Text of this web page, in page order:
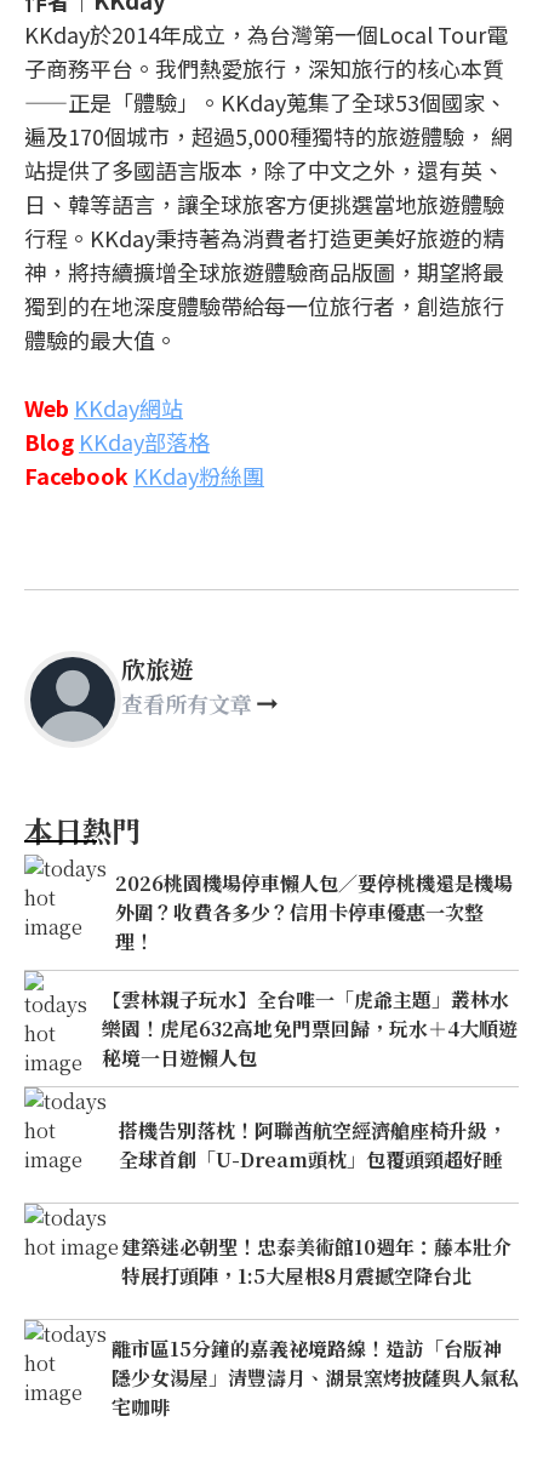
KKday於2014年成立，為台灣第一個Local Tour電
子商務平台。我們熱愛旅行，深知旅行的核心本質
——正是「體驗」。KKday蒐集了全球53個國家、
遍及170個城市，超過5,000種獨特的旅遊體驗， 網
站提供了多國語言版本，除了中文之外，還有英、
日、韓等語言，讓全球旅客方便挑選當地旅遊體驗
行程。KKday秉持著為消費者打造更美好旅遊的精
神，將持續擴增全球旅遊體驗商品版圖，期望將最
獨到的在地深度體驗帶給每一位旅行者，創造旅行
體驗的最大值。
Web KKday網站
Blog KKday部落格
Facebook KKday粉絲團
欣旅遊
查看所有文章
本日熱門
2026桃園機場停車懶人包／要停桃機還是機場
外圍？收費各多少？信用卡停車優惠一次整
理！
【雲林親子玩水】全台唯一「虎爺主題」叢林水
樂園！虎尾632高地免門票回歸，玩水＋4大順遊
秘境一日遊懶人包
搭機告別落枕！阿聯酋航空經濟艙座椅升級，
全球首創「U-Dream頭枕」包覆頭頸超好睡
建築迷必朝聖！忠泰美術館10週年：藤本壯介
特展打頭陣，1:5大屋根8月震撼空降台北
離市區15分鐘的嘉義祕境路線！造訪「台版神
隱少女湯屋」清豐濤月、湖景窯烤披薩與人氣私
宅咖啡